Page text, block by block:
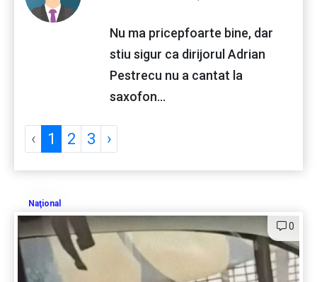
Nu ma pricepfoarte bine, dar
stiu sigur ca dirijorul Adrian
Pestrecu nu a cantat la
saxofon...
‹ 1 2 3 ›
Naţional
0